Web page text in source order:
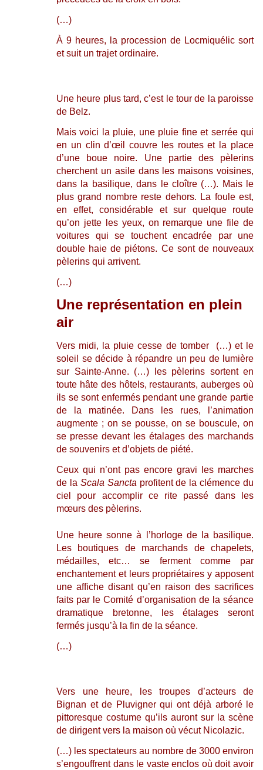
(…)
À 9 heures, la procession de Locmiquélic sort
et suit un trajet ordinaire.
Une heure plus tard, c’est le tour de la paroisse
de Belz.
Mais voici la pluie, une pluie fine et serrée qui
en un clin d’œil couvre les routes et la place
d’une boue noire. Une partie des pèlerins
cherchent un asile dans les maisons voisines,
dans la basilique, dans le cloître (…). Mais le
plus grand nombre reste dehors. La foule est,
en effet, considérable et sur quelque route
qu’on jette les yeux, on remarque une file de
voitures qui se touchent encadrée par une
double haie de piétons. Ce sont de nouveaux
pèlerins qui arrivent.
(…)
Une représentation en plein
air
Vers midi, la pluie cesse de tomber (…) et le
soleil se décide à répandre un peu de lumière
sur Sainte-Anne. (…) les pèlerins sortent en
toute hâte des hôtels, restaurants, auberges où
ils se sont enfermés pendant une grande partie
de la matinée. Dans les rues, l’animation
augmente ; on se pousse, on se bouscule, on
se presse devant les étalages des marchands
de souvenirs et d’objets de piété.
Ceux qui n’ont pas encore gravi les marches
de la Scala Sancta profitent de la clémence du
ciel pour accomplir ce rite passé dans les
mœurs des pèlerins.
Une heure sonne à l’horloge de la basilique.
Les boutiques de marchands de chapelets,
médailles, etc… se ferment comme par
enchantement et leurs propriétaires y apposent
une affiche disant qu’en raison des sacrifices
faits par le Comité d’organisation de la séance
dramatique bretonne, les étalages seront
fermés jusqu’à la fin de la séance.
(…)
Vers une heure, les troupes d’acteurs de
Bignan et de Pluvigner qui ont déjà arboré le
pittoresque costume qu’ils auront sur la scène
de dirigent vers la maison où vécut Nicolazic.
(…) les spectateurs au nombre de 3000 environ
s’engouffrent dans le vaste enclos où doit avoir